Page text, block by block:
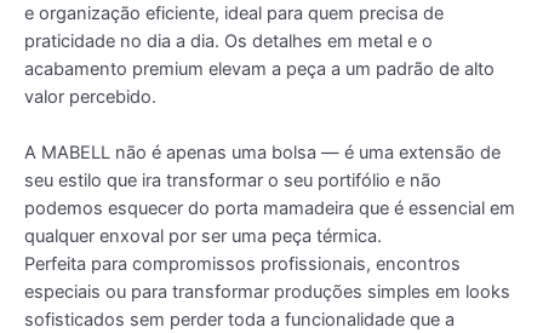
e organização eficiente, ideal para quem precisa de
praticidade no dia a dia. Os detalhes em metal e o
acabamento premium elevam a peça a um padrão de alto
valor percebido.
A MABELL não é apenas uma bolsa — é uma extensão de
seu estilo que ira transformar o seu portifólio e não
podemos esquecer do porta mamadeira que é essencial em
qualquer enxoval por ser uma peça térmica.
Perfeita para compromissos profissionais, encontros
especiais ou para transformar produções simples em looks
sofisticados sem perder toda a funcionalidade que a